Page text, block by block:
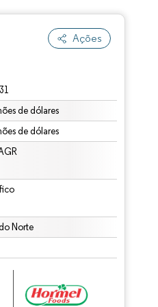
Ações
de dólares
de dólares
Norte
conforme CC BY 4.0.